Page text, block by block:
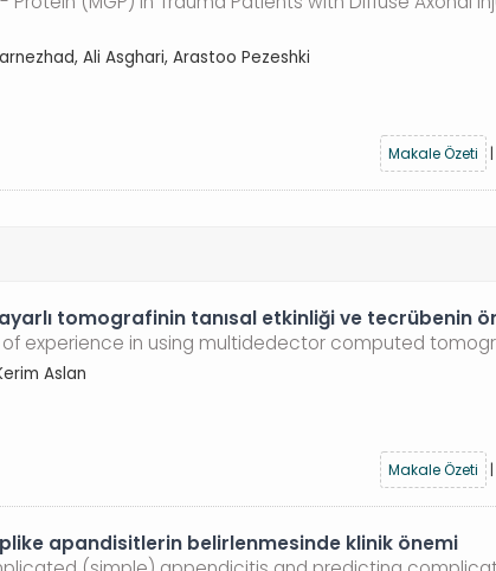
Ali Asghari, Arastoo Pezeshki
Makale Özeti
|
tomografinin tanısal etkinliği ve tecrübenin
experience in using multidedector computed
Aslan
Makale Özeti
|
apandisitlerin belirlenmesinde klinik önemi